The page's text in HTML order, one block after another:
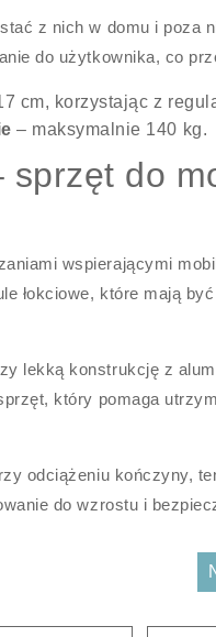
z nich w domu i poza
do użytkownika, co
cm, korzystając z
– maksymalnie 140 kg.
sprzęt do
wspierającymi
łokciowe, które mają
lekką konstrukcję z
który pomaga
odciążeniu kończyny,
do wzrostu i